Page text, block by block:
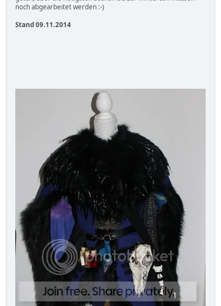
noch abgearbeitet werden :-)
Stand 09.11.2014